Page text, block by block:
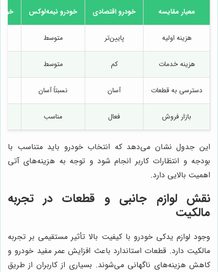
معیار مقایسه خودرو اقتصادی خودرو نیمه‌لوکس
هزینه اولیه پایین‌تر متوسط
هزینه خدمات کم متوسط
دسترسی به قطعات آسان نسبتاً آسان
بازار فروش فعال مناسب
این جدول نشان می‌دهد که انتخاب خودرو باید متناسب با
بودجه و انتظارات کاربر انجام شود و توجه به هزینه‌های آتی
اهمیت بالایی دارد.
نقش لوازم جانبی و قطعات در تجربه
مالکیت
وجود لوازم یدکی خودرو با کیفیت بالا تأثیر مستقیمی بر تجربه
مالکیت دارد. قطعات استاندارد باعث افزایش عمر مفید خودرو و
کاهش هزینه‌های ناگهانی می‌شوند. بسیاری از کاربران از طریق